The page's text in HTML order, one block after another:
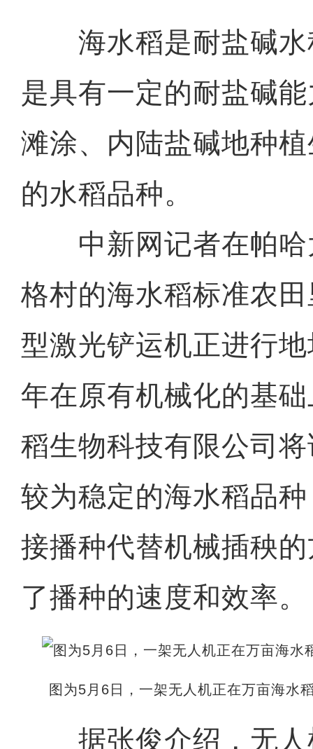
海水稻是耐盐碱水
是具有一定的耐盐碱
滩涂、内陆盐碱地种
的水稻品种。
中新网记者在帕哈
格村的海水稻标准农
型激光铲运机正进行
年在原有机械化的基
稻生物科技有限公司
较为稳定的海水稻品
接播种代替机械插秧
了播种的速度和效率。
图为5月6日，一架无人机正在万亩海
据张俊介绍，无人